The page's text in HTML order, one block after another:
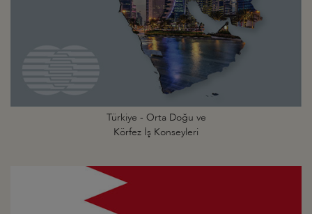
Türkiye - Orta Doğu ve
Körfez İş Konseyleri